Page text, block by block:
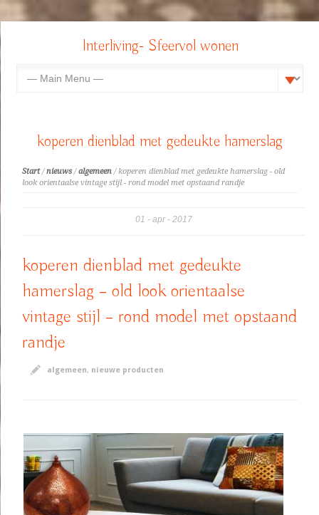
Interliving- Sfeervol wonen
koperen dienblad met gedeukte hamerslag
Start/nieuws /algemeen / koperen dienblad met gedeukte hamerslag - old
look orientaalse vintage stijl - rond model met opstaand randje
01 apr 2017
koperen dienblad met gedeukte
hamerslag – old look orientaalse
vintage stijl – rond model met opstaand
randje
algemeen, nieuwe producten